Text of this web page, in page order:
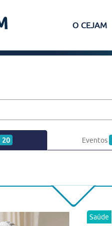
O CEJAM
Ferraz de Vasconcelos
Lins
Peruíbe
20 Eventos
Saúde